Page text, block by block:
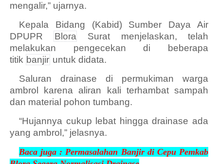
mengalir,” ujarnya.
Kepala Bidang (Kabid) Sumber Daya Air
DPUPR
Blora Surat menjelaskan, telah
melakukan pengecekan di beberapa
titik banjir untuk didata.
Saluran drainase di permukiman warga
ambrol karena aliran kali terhambat sampah
dan material pohon tumbang.
“Hujannya cukup lebat hingga drainase ada
yang ambrol,” jelasnya.
Baca juga :Permasalahan Banjir di Cepu Pemkab